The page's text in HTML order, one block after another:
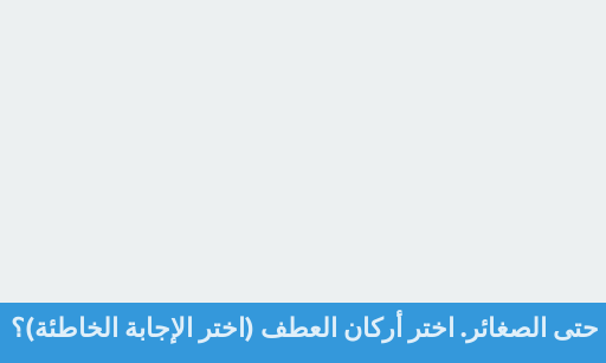
الصغائر. اختر أركان العطف (اختر الإجابة الخاطئة)؟